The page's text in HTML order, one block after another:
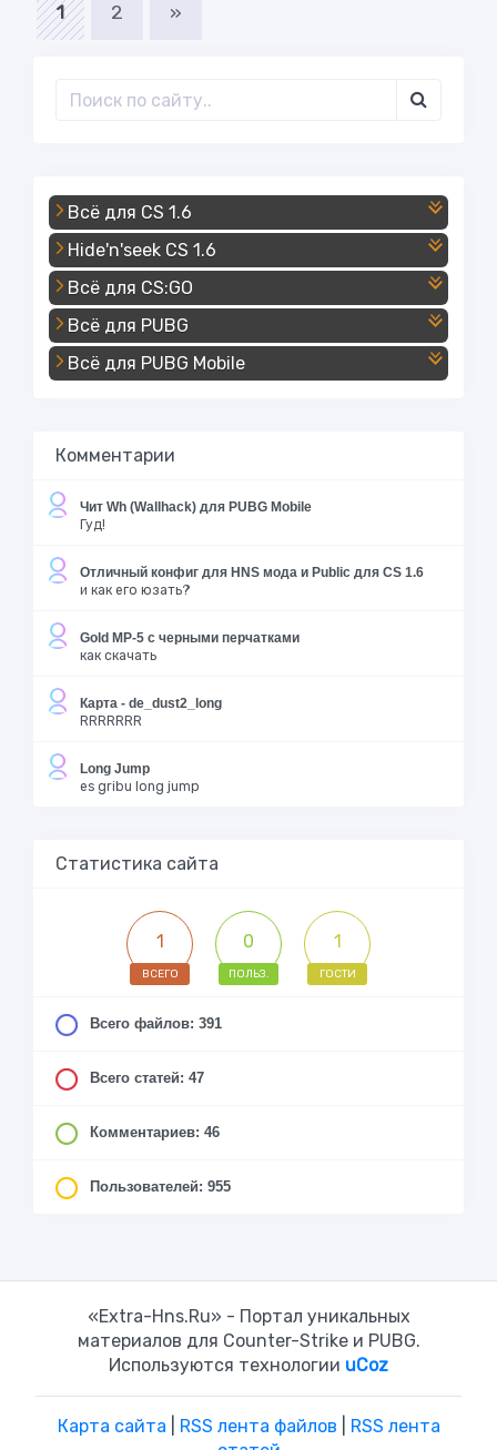
1 2 »
Всё для CS 1.6
Hide'n'seek CS 1.6
Всё для CS:GO
Всё для PUBG
Всё для PUBG Mobile
Комментарии
Чит Wh (Wallhack) для PUBG Mobile
Гуд!
Отличный конфиг для HNS мода и Public для CS 1.6
и как его юзать?
Gold MP-5 с черными перчатками
как скачать
Карта - de_dust2_long
RRRRRRR
Long Jump
es gribu long jump
Статистика сайта
1
ВСЕГО
0
ПОЛЬЗ.
1
ГОСТИ
Всего файлов: 391
Всего статей: 47
Комментариев: 46
Пользователей: 955
«Extra-Hns.Ru» - Портал уникальных
материалов для Counter-Strike и PUBG.
Используются технологии uCoz
Карта сайта RSS лента файлов
RSS лента